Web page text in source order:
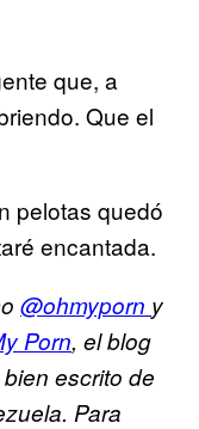
que, a
Que el
pelotas quedó
encantada.
@ohmyporn y
Porn, el blog
escrito de
Para